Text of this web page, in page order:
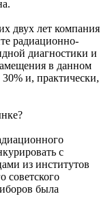
двух лет компания
радиационно-
диагностики и
в данном
и, практически,
с
из институтов
советского
была